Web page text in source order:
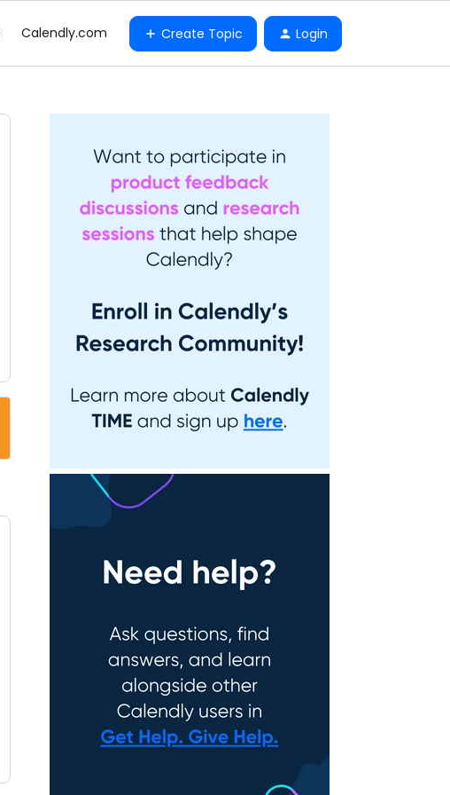
Calendly.com Create Topic Login